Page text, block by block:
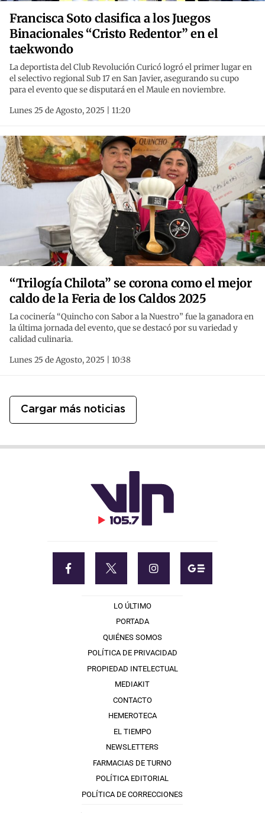
Francisca Soto clasifica a los Juegos
Binacionales “Cristo Redentor” en el
taekwondo
La deportista del Club Revolución Curicó logró el primer lugar en
el selectivo regional Sub 17 en San Javier, asegurando su cupo
para el evento que se disputará en el Maule en noviembre.
Lunes 25 de Agosto, 2025 | 11:20
“Trilogía Chilota” se corona como el mejor
caldo de la Feria de los Caldos 2025
La cocinería “Quincho con Sabor a la Nuestro” fue la ganadora en
la última jornada del evento, que se destacó por su variedad y
calidad culinaria.
Lunes 25 de Agosto, 2025 | 10:38
Cargar más noticias
LO ÚLTIMO
PORTADA
QUIÉNES SOMOS
POLÍTICA DE PRIVACIDAD
PROPIEDAD INTELECTUAL
MEDIAKIT
CONTACTO
HEMEROTECA
EL TIEMPO
NEWSLETTERS
FARMACIAS DE TURNO
POLÍTICA EDITORIAL
POLÍTICA DE CORRECCIONES